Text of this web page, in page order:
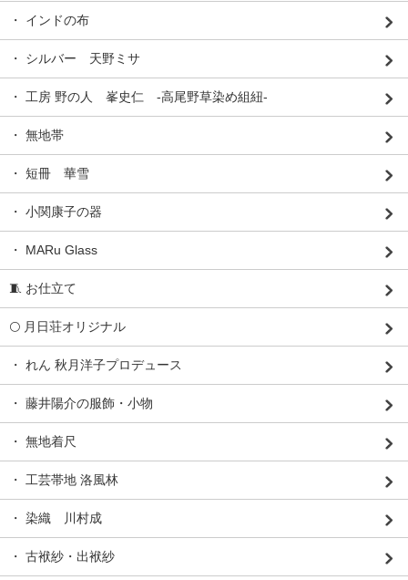
・ インドの布
・ シルバー 天野ミサ
・ 工房 野の人 峯史仁 -高尾野草染め組紐-
・ 無地帯
・ 短冊 華雪
・ 小関康子の器
・ MARu Glass
🧵 お仕立て
🌕 月日荘オリジナル
・ れん 秋月洋子プロデュース
・ 藤井陽介の服飾・小物
・ 無地着尺
・ 工芸帯地 洛風林
・ 染織 川村成
・ 古袱紗・出袱紗